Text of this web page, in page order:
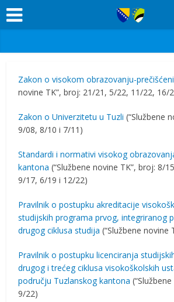
Zakon o visokom obrazovanju-
novine TK”, broj: 21/21, 5/22, 11/22, 16/
Zakon o Univerzitetu u Tuzli (“Službene
9/08, 8/10 i 7/11)
Standardi i normativi visokog
kantona (“Službene novine TK”, broj: 8/
9/17, 6/19 i 12/22)
Pravilnik o postupku akreditacije
studijskih programa prvog, integriranog
drugog ciklusa studija (“Službene novine
Pravilnik o postupku licenciranja
drugog i trećeg ciklusa visokoškolskih
području Tuzlanskog kantona
9/22)